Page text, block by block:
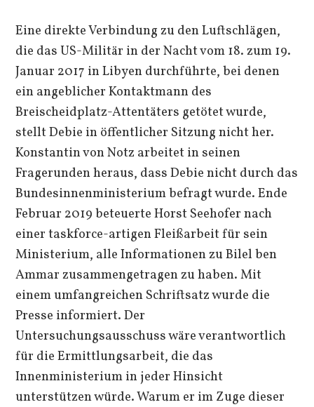
Eine direkte Verbindung zu den Luftschlägen,
die das US-Militär in der Nacht vom 18. zum 19.
Januar 2017 in Libyen durchführte, bei denen
ein angeblicher Kontaktmann des
Breischeidplatz-Attentäters getötet wurde,
stellt Debie in öffentlicher Sitzung nicht her.
Konstantin von Notz arbeitet in seinen
Fragerunden heraus, dass Debie nicht durch das
Bundesinnenministerium befragt wurde. Ende
Februar 2019 beteuerte Horst Seehofer nach
einer taskforce-artigen Fleißarbeit für sein
Ministerium, alle Informationen zu Bilel ben
Ammar zusammengetragen zu haben. Mit
einem umfangreichen Schriftsatz wurde die
Presse informiert. Der
Untersuchungsausschuss wäre verantwortlich
für die Ermittlungsarbeit, die das
Innenministerium in jeder Hinsicht
unterstützen würde. Warum er im Zuge dieser